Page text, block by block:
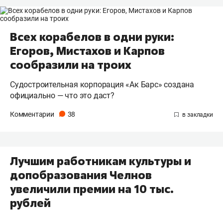
Всех корабелов в одни руки:
Егоров, Мистахов и Карпов
сообразили на троих
Судостроительная корпорация «Ак Барс» создана
официально — что это даст?
Комментарии 38
Лучшим работникам культуры и
допобразования Челнов
увеличили премии на 10 тыс.
рублей